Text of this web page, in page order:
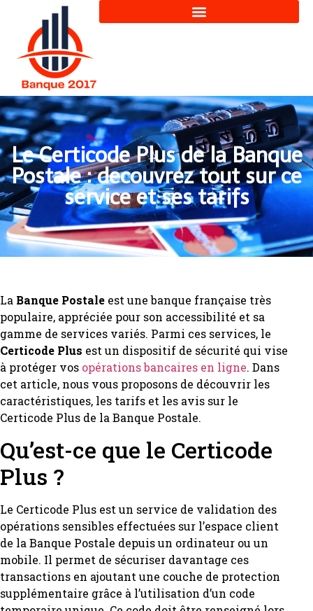
Le Certicode Plus de la Banque
Postale : decouvrez tout sur ce
service et ses tarifs
La Banque Postale est une banque française très
populaire, appréciée pour son accessibilité et sa
gamme de services variés. Parmi ces services, le
Certicode Plus est un dispositif de sécurité qui vise
à protéger vos opérations bancaires en ligne. Dans
cet article, nous vous proposons de découvrir les
caractéristiques, les tarifs et les avis sur le
Certicode Plus de la Banque Postale.
Qu’est-ce que le Certicode
Plus ?
Le Certicode Plus est un service de validation des
opérations sensibles effectuées sur l’espace client
de la Banque Postale depuis un ordinateur ou un
mobile. Il permet de sécuriser davantage ces
transactions en ajoutant une couche de protection
supplémentaire grâce à l’utilisation d’un code